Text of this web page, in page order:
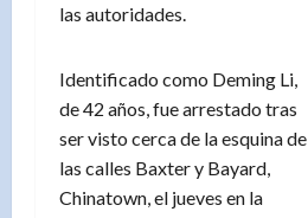
las autoridades.
Identificado como Deming Li,
de 42 años, fue arrestado tras
ser visto cerca de la esquina de
las calles Baxter y Bayard,
Chinatown, el jueves en la